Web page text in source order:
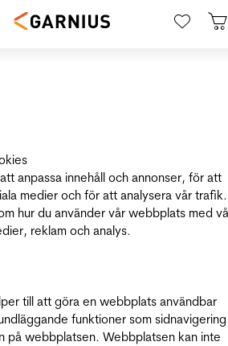
anpassa innehåll och annonser, för att
medier och för att analysera vår
hur du använder vår webbplats med
reklam och analys.
till att göra en webbplats användbar
funktioner som
på webbplatsen. Webbplatsen kan inte